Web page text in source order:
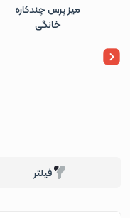
میز پرس چندکاره
خانگی
فیلتر